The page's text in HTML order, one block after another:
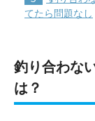
てたら問題なし
釣り合わな
は？